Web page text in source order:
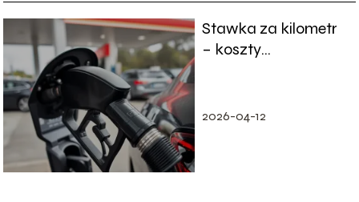
Stawka za kilometr
– koszty
prywatnego
2026-04-12